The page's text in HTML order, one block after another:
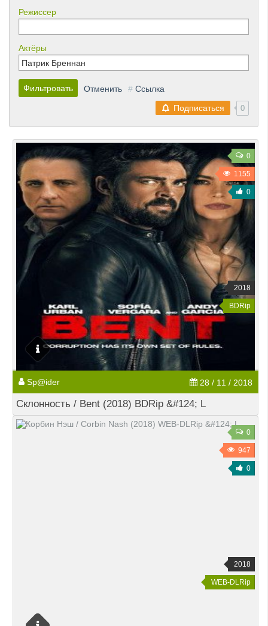
Режиссер
Актёры
Фильтровать Отменить # Ссылка
Подписаться
0
0
1155
0
2018
BDRip
Sp@ider 28 / 11 / 2018
Склонность / Bent (2018) BDRip &#124; L
0
947
0
2018
WEB-DLRip